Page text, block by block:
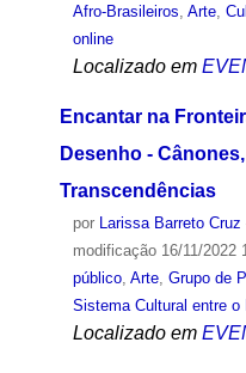
Afro-Brasileiros Arte,
online
Localizado em
Encantar na
Desenho -
Transcendências
por Larissa Barreto Cruz
modificação16/11/2022
público, Arte, Grupo de
Sistema Cultural entre
Localizado em